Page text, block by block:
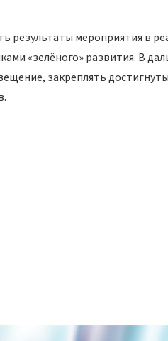
результаты мероприятия в
«зелёного» развития. В
закреплять